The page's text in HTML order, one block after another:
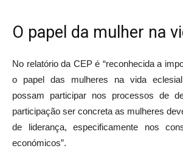
O papel da mulher na
No relatório da CEP é “reconhecida a
o papel das mulheres na vida
possam participar nos processos de
participação ser concreta as mulheres
de liderança, especificamente nos
económicos”.